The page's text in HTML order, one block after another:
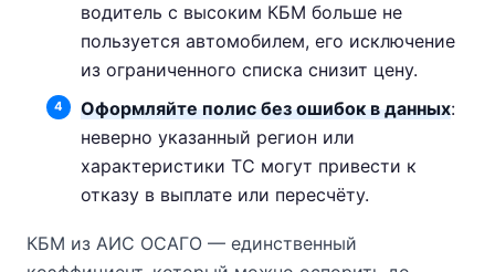
водитель с высоким КБМ больше не
пользуется автомобилем, его исключение
из ограниченного списка снизит цену.
Оформляйте полис без ошибок в данных:
неверно указанный регион или
характеристики ТС могут привести к
отказу в выплате или пересчёту.
КБМ из АИС ОСАГО — единственный